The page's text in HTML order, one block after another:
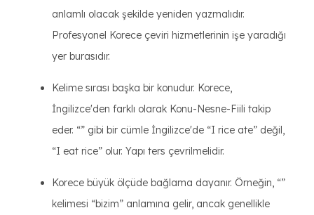
anlamlı olacak şekilde yeniden yazmalıdır.
Profesyonel Korece çeviri hizmetlerinin işe yaradığı
yer burasıdır.
Kelime sırası başka bir konudur. Korece,
İngilizce'den farklı olarak Konu-Nesne-Fiili takip
eder. “” gibi bir cümle İngilizce'de “I rice ate” değil,
“I eat rice” olur. Yapı ters çevrilmelidir.
Korece büyük ölçüde bağlama dayanır. Örneğin, “”
kelimesi “bizim” anlamına gelir, ancak genellikle